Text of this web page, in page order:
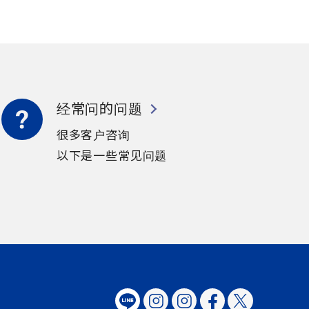
经常问的问题
很多客户咨询
以下是一些常见问题